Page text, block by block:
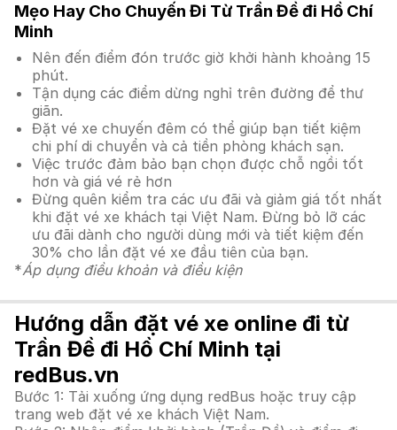
Mẹo Hay Cho Chuyến Đi Từ Trần Đề đi Hồ Chí
Minh
Nên đến điểm đón trước giờ khởi hành khoảng 15
phút.
Tận dụng các điểm dừng nghỉ trên đường để thư
giãn.
Đặt vé xe chuyến đêm có thể giúp bạn tiết kiệm
chi phí di chuyển và cả tiền phòng khách sạn.
Việc trước đảm bảo bạn chọn được chỗ ngồi tốt
hơn và giá vé rẻ hơn
Đừng quên kiểm tra các ưu đãi và giảm giá tốt nhất
khi đặt vé xe khách tại Việt Nam. Đừng bỏ lỡ các
ưu đãi dành cho người dùng mới và tiết kiệm đến
30% cho lần đặt vé xe đầu tiên của bạn.
*Áp dụng điều khoản và điều kiện
Hướng dẫn đặt vé xe online đi từ
Trần Đề đi Hồ Chí Minh tại
redBus.vn
Bước 1: Tải xuống ứng dụng redBus hoặc truy cập
trang web đặt vé xe khách Việt Nam.